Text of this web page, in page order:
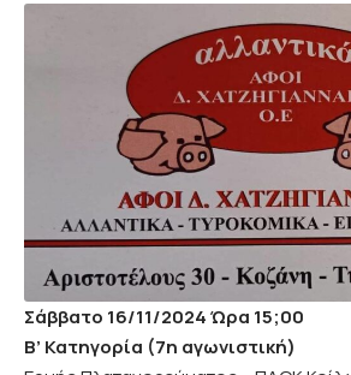
Σάββατο 16/11/2024 Ώρα 15;00
Β’ Κατηγορία (7η αγωνιστική)